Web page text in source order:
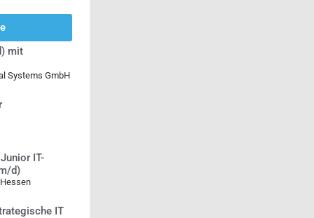
mit
Systems GmbH
IT-
d)
IT